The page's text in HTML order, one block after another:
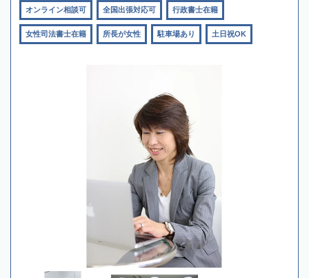
オンライン相談可 全国出張対応可 行政書士在籍
女性司法書士在籍 所長が女性 駐車場あり 土日祝OK